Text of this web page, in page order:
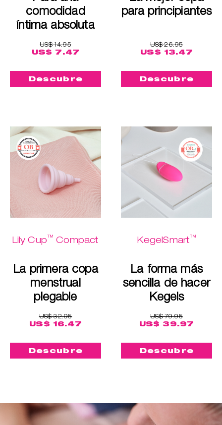
comodidad
íntima absoluta
US$ 14.95
US$ 7.47
Descubre
para principiantes
US$ 26.95
US$ 13.47
Descubre
Lily Cup™ Compact
La primera copa
menstrual
plegable
US$ 32.95
US$ 16.47
Descubre
KegelSmart™
La forma más
sencilla de hacer
Kegels
US$ 79.95
US$ 39.97
Descubre